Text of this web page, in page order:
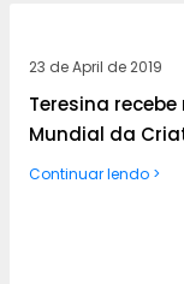
23 de April de 2019
Teresina
Mundial da
Continuar lendo >